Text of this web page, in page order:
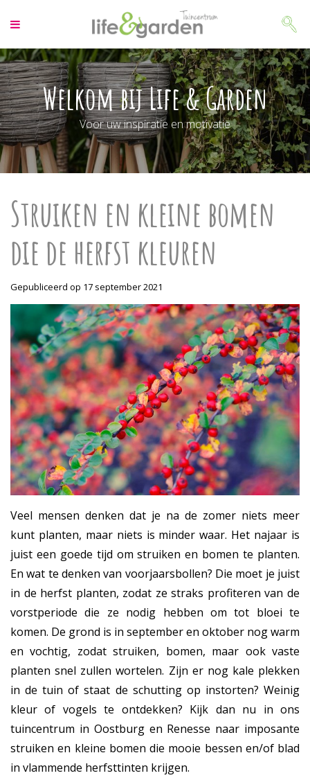
a
a
r
c
o
n
t
e
n
Welkom bij Life & Garden
Voor uw inspiratie en motivatie
Struiken en kleine bomen
die de herfst kleuren
Gepubliceerd op 17 september 2021
Veel mensen denken dat je na de zomer niets meer
kunt planten, maar niets is minder waar. Het najaar is
juist een goede tijd om struiken en bomen te planten.
En wat te denken van voorjaarsbollen? Die moet je juist
in de herfst planten, zodat ze straks profiteren van de
vorstperiode die ze nodig hebben om tot bloei te
komen. De grond is in september en oktober nog warm
en vochtig, zodat struiken, bomen, maar ook vaste
planten snel zullen wortelen. Zijn er nog kale plekken
in de tuin of staat de schutting op instorten? Weinig
kleur of vogels te ontdekken? Kijk dan nu in ons
tuincentrum in Oostburg en Renesse naar imposante
struiken en kleine bomen die mooie bessen en/of blad
in vlammende herfsttinten krijgen.